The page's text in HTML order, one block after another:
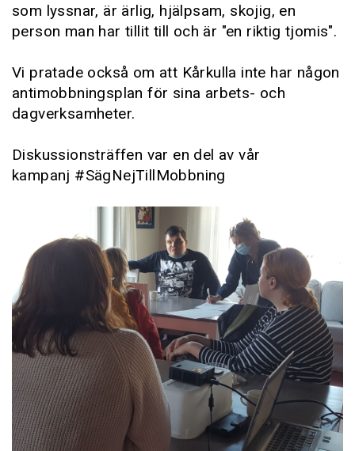
som lyssnar, är ärlig, hjälpsam, skojig, en
person man har tillit till och är "en riktig tjomis".
Vi pratade också om att Kårkulla inte har någon
antimobbningsplan för sina arbets- och
dagverksamheter.
Diskussionsträffen var en del av vår
kampanj #SägNejTillMobbning